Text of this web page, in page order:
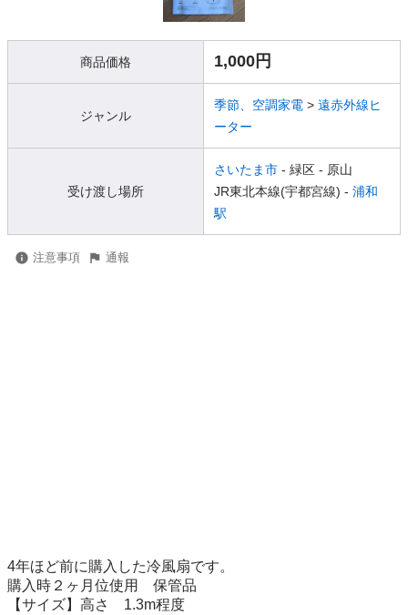
商品価格 1,000円
ジャンル
季節、空調家電 > 遠赤外線ヒ
ーター
受け渡し場所
さいたま市 - 緑区 - 原山
JR東北本線(宇都宮線) - 浦和
駅
注意事項 通報
4年ほど前に購入した冷風扇です。
購入時２ヶ月位使用　保管品
【サイズ】高さ　1.3m程度